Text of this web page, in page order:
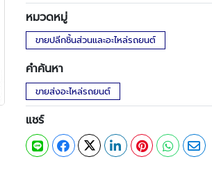
หมวดหมู่
ขายปลีกชิ้นส่วนและอะไหล่รถยนต์
คำค้นหา
ขายส่งอะไหล่รถยนต์
แชร์